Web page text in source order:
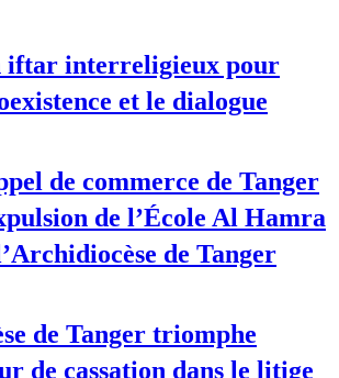
iftar interreligieux pour
et le dialogue
de commerce de Tanger
de l’École Al Hamra
de Tanger
de Tanger triomphe
de cassation dans le litige